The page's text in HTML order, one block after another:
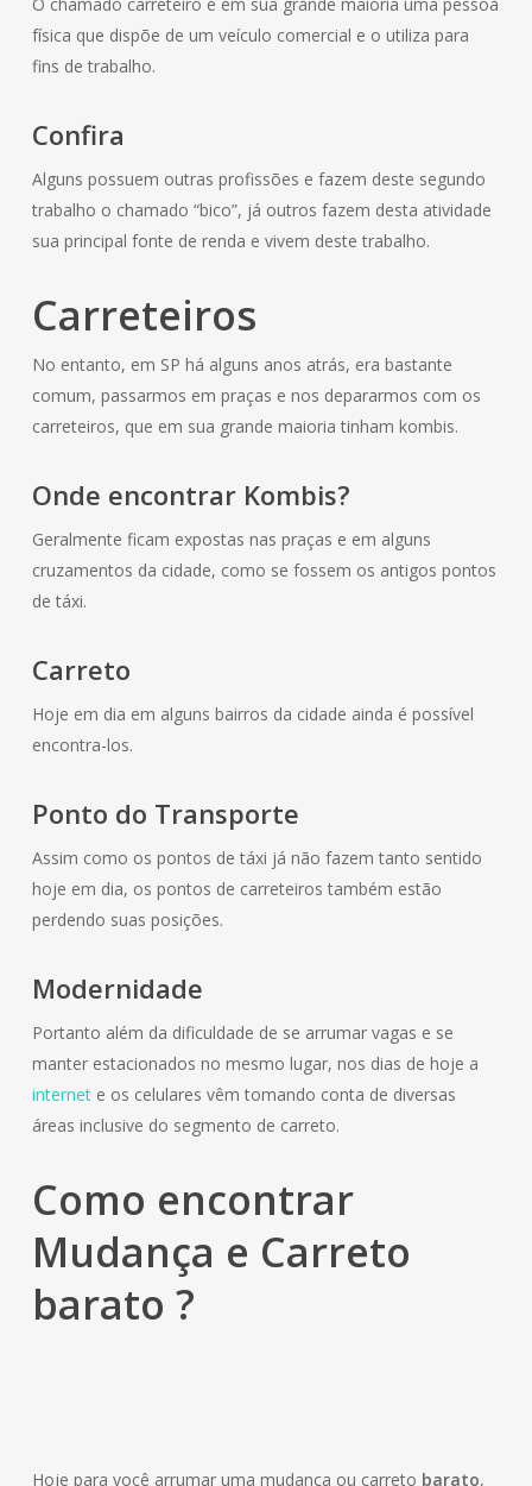
O chamado carreteiro é em sua grande maioria uma pessoa
física que dispõe de um veículo comercial e o utiliza para
fins de trabalho.
Confira
Alguns possuem outras profissões e fazem deste segundo
trabalho o chamado “bico”, já outros fazem desta atividade
sua principal fonte de renda e vivem deste trabalho.
Carreteiros
No entanto, em SP há alguns anos atrás, era bastante
comum, passarmos em praças e nos depararmos com os
carreteiros, que em sua grande maioria tinham kombis.
Onde encontrar Kombis?
Geralmente ficam expostas nas praças e em alguns
cruzamentos da cidade, como se fossem os antigos pontos
de táxi.
Carreto
Hoje em dia em alguns bairros da cidade ainda é possível
encontra-los.
Ponto do Transporte
Assim como os pontos de táxi já não fazem tanto sentido
hoje em dia, os pontos de carreteiros também estão
perdendo suas posições.
Modernidade
Portanto além da dificuldade de se arrumar vagas e se
manter estacionados no mesmo lugar, nos dias de hoje a
internete os celulares vêm tomando conta de diversas
áreas inclusive do segmento de carreto.
Como encontrar
Mudança e Carreto
barato ?
Hoje para você arrumar uma mudança ou carreto barato,